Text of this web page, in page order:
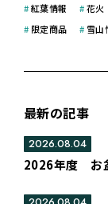
#紅葉情報 #花火
# 限定商品 # 雪山
最新の記事
2026年度 お
2026.08.04